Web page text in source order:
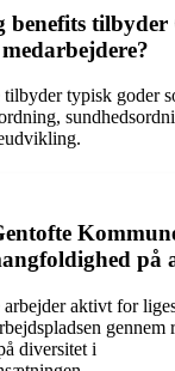
benefits tilbyder
typisk goder
på
aktivt for
gennem
diversitet i